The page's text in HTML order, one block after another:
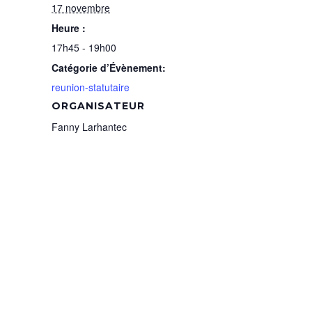
17 novembre
Heure :
17h45 - 19h00
Catégorie d’Évènement:
reunion-statutaire
ORGANISATEUR
Fanny Larhantec